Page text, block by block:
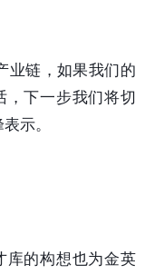
业链，如果我们的
，下一步我们将切
示。
库的构想也为金英